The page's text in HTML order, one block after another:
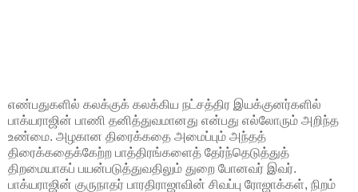
எண்பதுகளில் கலக்குக் கலக்கிய நட்சத்திர இயக்குனர்களில்
பாக்யராஜின் பாணி தனித்துவமானது என்பது எல்லோரும் அறிந்த
உண்மை. அழகான திரைக்கதை அமைப்பும் அந்தத்
திரைக்கதைக்கேற்ற பாத்திரங்களைத் தேர்ந்தெடுத்துத்
திறமையாகப் பயன்படுத்துவதிலும் துறை போனவர் இவர்.
பாக்யராஜின் குருநாதர் பாரதிராஜாவின் சிவப்பு ரோஜாக்கள், நிறம்